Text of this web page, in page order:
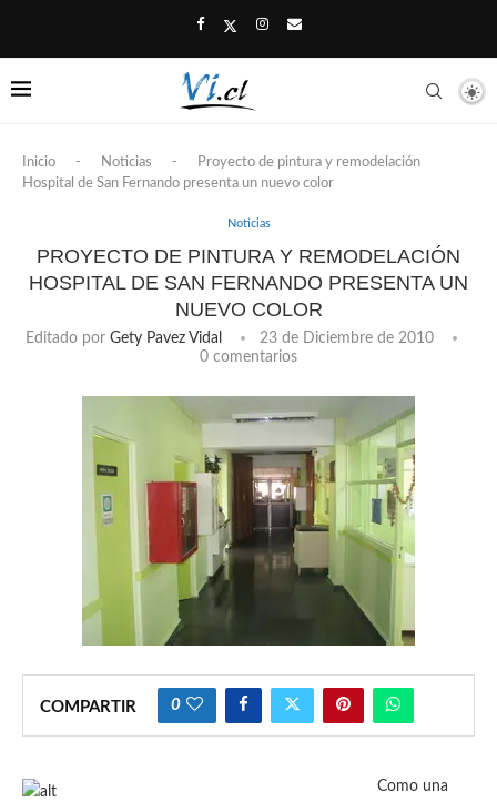
Inicio - Noticias -
Proyecto de pintura y remodelación
Hospital de San Fernando presenta un nuevo color
Noticias
PROYECTO DE PINTURA Y REMODELACIÓN
HOSPITAL DE SAN FERNANDO PRESENTA UN
NUEVO COLOR
Editado por Gety Pavez Vidal
23 de Diciembre de 2010
0 comentarios
COMPARTIR 0
Como una